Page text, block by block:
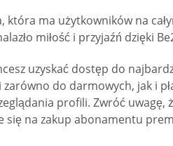
ma użytkowników na
miłość i przyjaźń dzięki
uzyskać dostęp do
do darmowych, jak i
profili. Zwróć uwagę,
na zakup abonamentu